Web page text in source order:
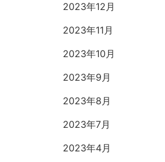
2023年12月
2023年11月
2023年10月
2023年9月
2023年8月
2023年7月
2023年4月